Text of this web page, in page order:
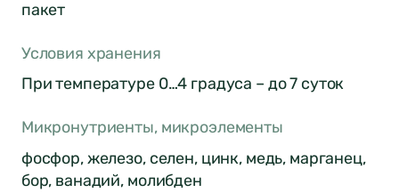
пакет
Условия хранения
При температуре 0…4 градуса – до 7 суток
Микронутриенты, микроэлементы
фосфор, железо, селен, цинк, медь, марганец,
бор, ванадий, молибден
ФИО*
Ваша оценка
Отзыв отправлен
Город был
изменен